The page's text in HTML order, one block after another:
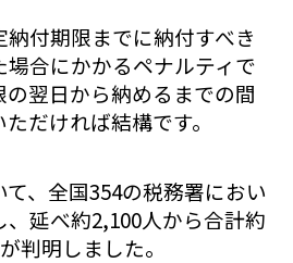
付期限までに納付すべき
合にかかるペナルティで
翌日から納めるまでの間
だければ結構です。
、全国354の税務署におい
延べ約2,100人から合計約
判明しました。